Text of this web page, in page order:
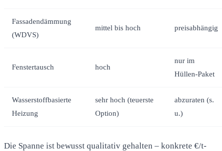
Fassadendämmung
(WDVS)
mittel bis hoch preisabhängig
Fenstertausch hoch
nur im
Hüllen-Paket
Wasserstoffbasierte
Heizung
sehr hoch (teuerste
Option)
abzuraten (s.
u.)
Die Spanne ist bewusst qualitativ gehalten – konkrete €/t-